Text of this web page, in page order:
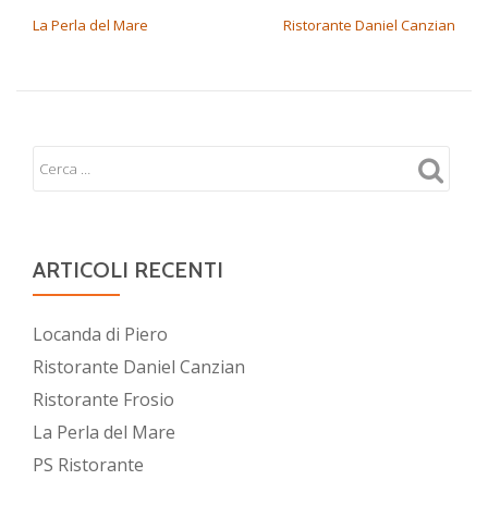
La Perla del Mare Ristorante Daniel Canzian
ARTICOLI RECENTI
Locanda di Piero
Ristorante Daniel Canzian
Ristorante Frosio
La Perla del Mare
PS Ristorante